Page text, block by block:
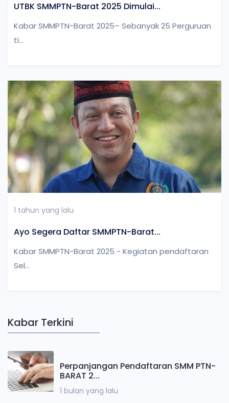
UTBK SMMPTN-Barat 2025 Dimulai...
Kabar SMMPTN-Barat 2025– Sebanyak 25 Perguruan
ti...
1 tahun yang lalu
Ayo Segera Daftar SMMPTN-Barat...
Kabar SMMPTN-Barat 2025 - Kegiatan pendaftaran
Sel...
Kabar Terkini
Perpanjangan Pendaftaran SMM PTN-
BARAT 2...
1 bulan yang lalu